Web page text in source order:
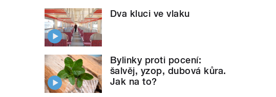
Dva kluci ve vlaku
Bylinky proti pocení:
šalvěj, yzop, dubová kůra.
Jak na to?